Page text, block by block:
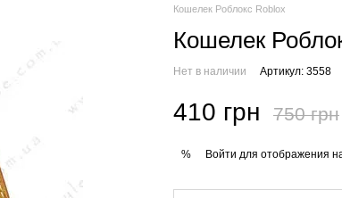
Кошелек Роблокс Roblox
Кошелек
Нет в наличии Артикул: 3558
410 грн 750 грн
% Войти для отображения